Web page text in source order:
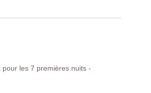
les 7 premières nuits -